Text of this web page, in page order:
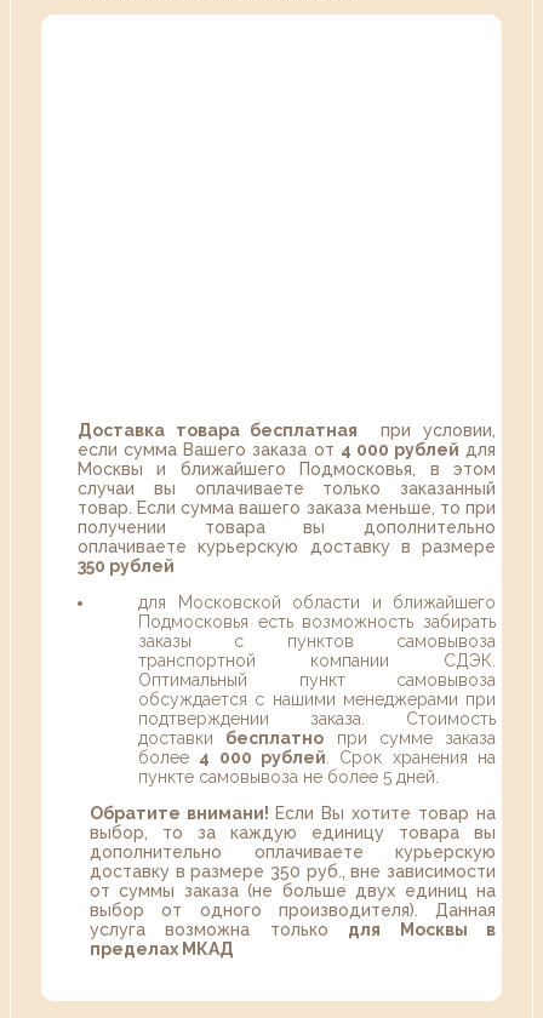
Доставка товара бесплатная при условии,
если сумма Вашего заказа от 4 000 рублей для
Москвы и ближайшего Подмосковья, в этом
случаи вы оплачиваете только заказанный
товар. Если сумма вашего заказа меньше, то при
получении товара вы дополнительно
оплачиваете курьерскую доставку в размере
350 рублей
для Московской области и ближайшего
Подмосковья есть возможность забирать
заказы с пунктов самовывоза
транспортной компании СДЭК.
Оптимальный пункт самовывоза
обсуждается с нашими менеджерами при
подтверждении заказа. Стоимость
доставки бесплатно при сумме заказа
более 4 000 рублей . Срок хранения на
пункте самовывоза не более 5 дней.
Обратите внимани! Если Вы хотите товар на
выбор, то за каждую единицу товара вы
дополнительно оплачиваете курьерскую
доставку в размере 350 руб., вне зависимости
от суммы заказа (не больше двух единиц на
выбор от одного производителя). Данная
услуга возможна только для Москвы в
пределах МКАД